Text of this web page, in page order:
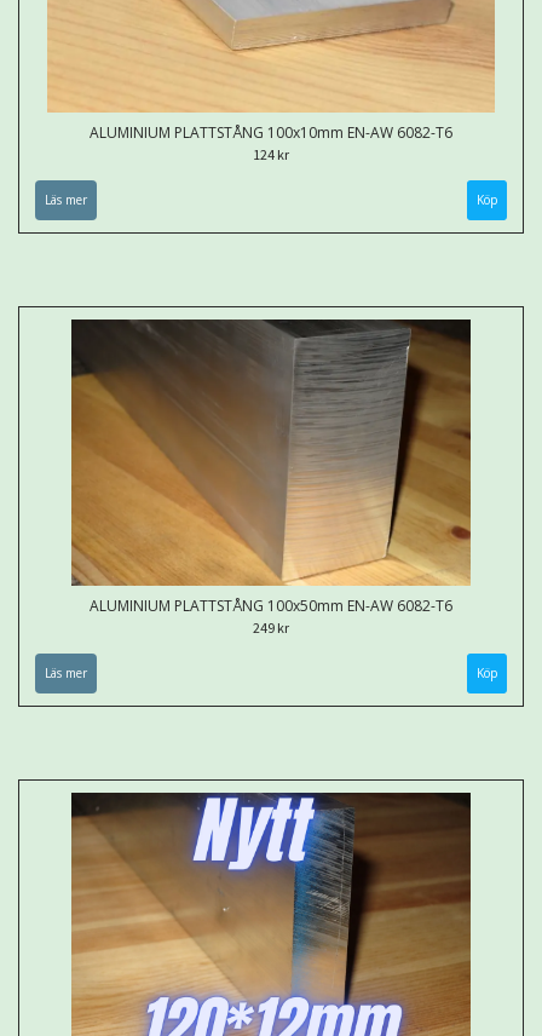
ALUMINIUM PLATTSTÅNG 100x10mm EN-AW 6082-T6
124 kr
Läs mer Köp
ALUMINIUM PLATTSTÅNG 100x50mm EN-AW 6082-T6
249 kr
Läs mer Köp